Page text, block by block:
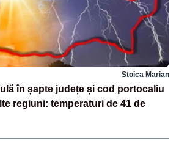
Stoica Marian
în șapte județe și cod portocaliu
regiuni: temperaturi de 41 de